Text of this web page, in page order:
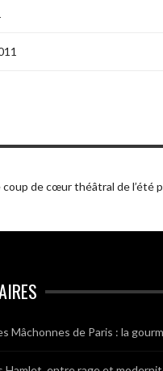
coup de cœur théâtral de l’été
Mâchonnes de Paris : la